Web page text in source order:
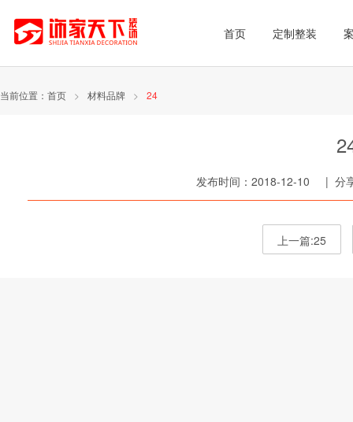
首页 定制整装
当前位置： 首页 > 材料品牌 > 24
发布时间：2018-12-10 | 分
上一篇:25